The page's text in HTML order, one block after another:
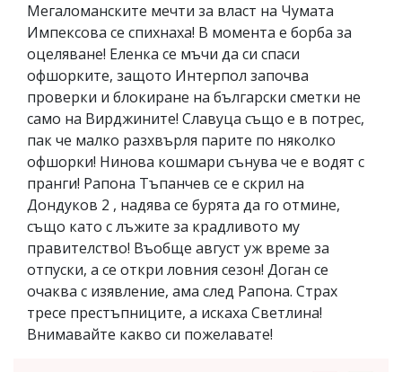
Мегаломанските мечти за власт на Чумата
Импексова се спихнаха! В момента е борба за
оцеляване! Еленка се мъчи да си спаси
офшорките, защото Интерпол започва
проверки и блокиране на български сметки не
само на Вирджините! Славуца също е в потрес,
пак че малко разхвърля парите по няколко
офшорки! Нинова кошмари сънува че е водят с
пранги! Рапона Тъпанчев се е скрил на
Дондуков 2 , надява се бурята да го отмине,
също като с лъжите за крадливото му
правителство! Въобще август уж време за
отпуски, а се откри ловния сезон! Доган се
очаква с изявление, ама след Рапона. Страх
тресе престъпниците, а искаха Светлина!
Внимавайте какво си пожелавате!